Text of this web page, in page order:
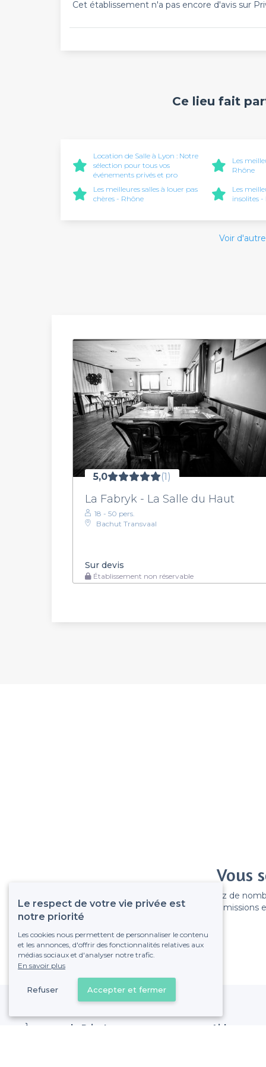
Cet établissement n'a pas encore d'avis sur
Ce lieu fait
Location de Salle à Lyon : Notre
sélection pour tous vos
événements privés et pro
Les
Rhône
Les meilleures salles à louer pas
chères - Rhône
Les
insolites -
Voir
5,0 (1)
La Fabryk - La Salle du Haut
18 - 50 pers.
Bachut Transvaal
Sur devis
Établissement non réservable
Vous
Gagnez de
Pas de commissions
À propos de Privateaser Aide
Le respect de votre vie privée est
notre priorité
Les cookies nous permettent de personnaliser le contenu
et les annonces, d'offrir des fonctionnalités relatives aux
médias sociaux et d'analyser notre trafic.
En savoir plus
Refuser Accepter et fermer